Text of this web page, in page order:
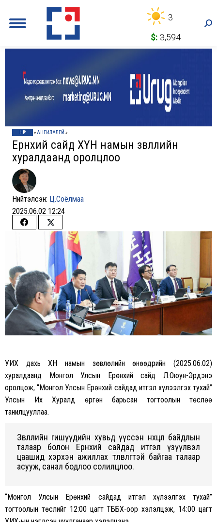
3
$: 3,594
НҮҮР » АНГИЛАЛГҮЙ »
Ерөнхий сайд ХҮН намын зөвлөлийн
хуралдаанд оролцлоо
Нийтэлсэн: Ц.Соёлмаа
2025.06.02 12:24
Share
Facebook
Share
on
Twitter
УИХ дахь ХҮН намын зөвлөлийн өнөөдрийн (2025.06.02)
хуралдаанд Монгол Улсын Ерөнхий сайд Л.Оюун-Эрдэнэ
оролцож, “Монгол Улсын Ерөнхий сайдад итгэл хүлээлгэх тухай”
Улсын Их Хуралд өргөн барьсан тогтоолын төслөө
танилцууллаа.
Зөвлөлийн гишүүдийн хувьд үүссэн нөхцөл байдлын
талаар болон Ерөнхий сайдад итгэл үзүүлвэл
цаашид хэрхэн ажиллах төлөвлөгөөтэй байгаа талаар
асууж, санал бодлоо солилцлоо.
“Монгол Улсын Ерөнхий сайдад итгэл хүлээлгэх тухай”
тогтоолын төслийг 12:00 цагт ТББХ-оор хэлэлцэж, 14:00 цагт